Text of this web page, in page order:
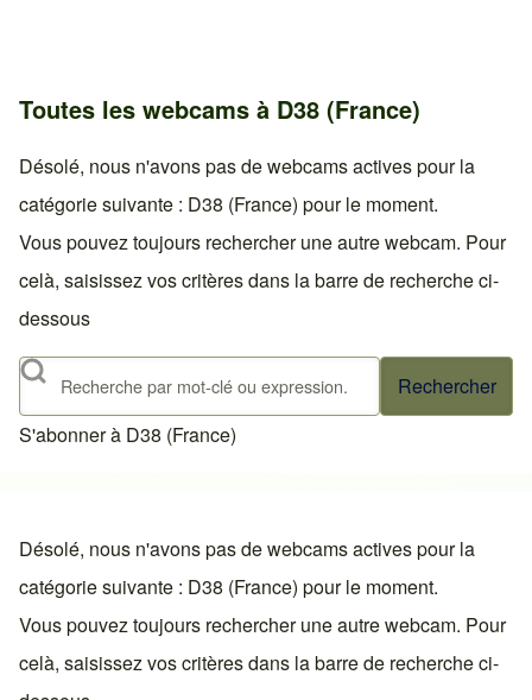
Toutes les webcams à D38 (France)
Désolé, nous n'avons pas de webcams actives pour la
catégorie suivante : D38 (France) pour le moment.
Vous pouvez toujours rechercher une autre webcam. Pour
celà, saisissez vos critères dans la barre de recherche ci-
dessous
Rechercher
S'abonner à D38 (France)
Désolé, nous n'avons pas de webcams actives pour la
catégorie suivante : D38 (France) pour le moment.
Vous pouvez toujours rechercher une autre webcam. Pour
celà, saisissez vos critères dans la barre de recherche ci-